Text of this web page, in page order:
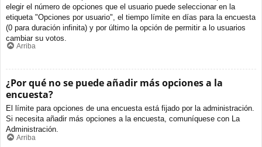
elegir el número de opciones que el usuario puede seleccionar en la
etiqueta "Opciones por usuario", el tiempo límite en días para la encuesta
(0 para duración infinita) y por último la opción de permitir a lo usuarios
cambiar su votos.
Arriba
¿Por qué no se puede añadir más opciones a la
encuesta?
El límite para opciones de una encuesta está fijado por la administración.
Si necesita añadir más opciones a la encuesta, comuníquese con La
Administración.
Arriba